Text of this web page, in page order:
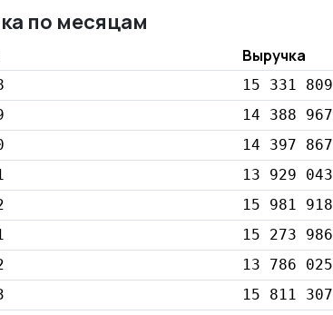
по месяцам
Выручка
15 331 809
14 388 967
14 397 867
13 929 043
15 981 918
15 273 986
13 786 025
15 811 307